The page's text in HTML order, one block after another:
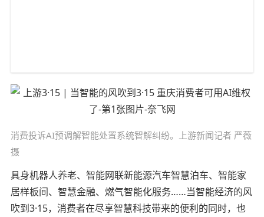
消费投诉AI预调解智能处置系统智解纠纷。上游新闻记者 严薇
摄
具身机器人养老、智能网联新能源汽车智慧泊车、智能家
居样板间、智慧金融、燃气智能化服务……当智能经济的风
吹到3·15，消费者在尽享智慧科技带来的便利的同时，也